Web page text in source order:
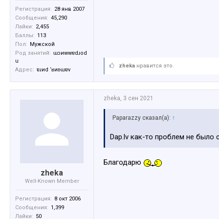
Регистрация: 28 янв 2007
Сообщения: 45,290
Лайки: 2,455
Баллы: 113
Пол:
Мужской
Род занятий: ɯɔиwwɐdɹоd
u
Адрес: ɐɹиd ‘ʁиʚɯɐv
zheka нравится это.
zheka
Well-Known Member
Регистрация: 8 окт 2006
Сообщения: 1,399
Лайки: 50
zheka, 3 сен 2021
Paparazzy сказал(а): ↑
Dap.lv как-то проблем не было
Благодарю